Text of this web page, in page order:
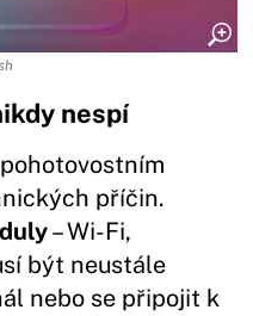
nespí
příčin.
– Wi-Fi,
být neustále
nebo se připojit k